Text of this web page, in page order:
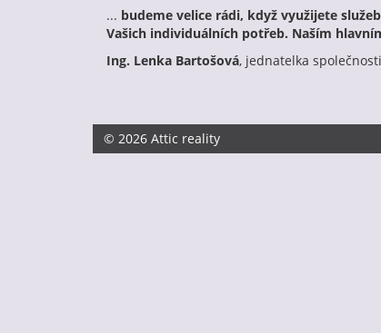
... budeme velice rádi, když využijete
Vašich individuálních potřeb. Naším
Ing. Lenka Bartošová, jednatelka společnosti
© 2026 Attic reality